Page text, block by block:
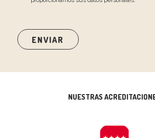
NUESTRAS